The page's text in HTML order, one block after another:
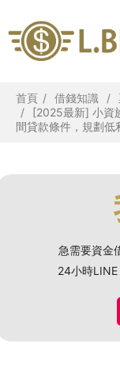
首頁 借錢知識
[2025最新] 小資
間貸款條件，規劃
急需要資金
24小時